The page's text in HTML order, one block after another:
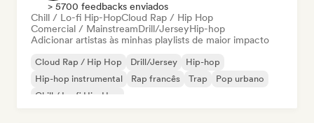
> 5700 feedbacks enviados
Chill / Lo-fi Hip-HopCloud Rap / Hip Hop
Comercial / MainstreamDrill/JerseyHip-hop
Adicionar artistas às minhas playlists de maior impacto
Cloud Rap / Hip Hop Drill/Jersey
Hip-hop
Hip-hop instrumental
Rap francês Trap
Pop urbano
Chill / Lo-fi Hip-Hop